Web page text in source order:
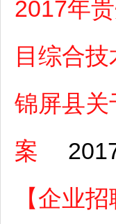
2017年
目综合
锦屏县关
案
【企业